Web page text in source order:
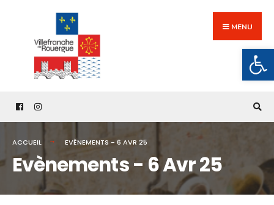
content
MENU
ACCUEIL EVÈNEMENTS - 6 AVR 25
Evènements - 6 Avr 25